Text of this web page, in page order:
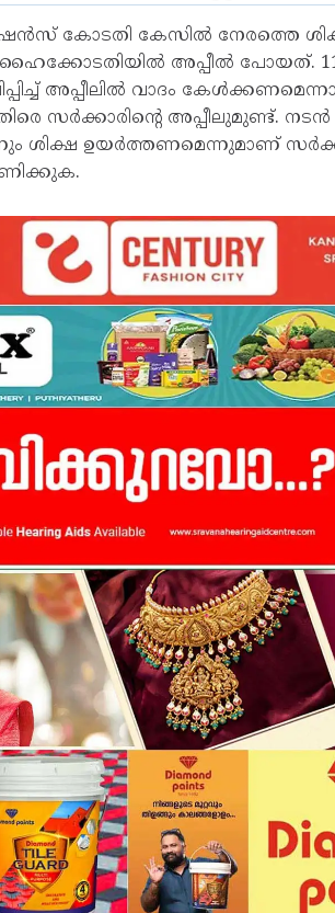
കോടതി കേസില്‍ നേരത്തെ
ഹൈക്കോടതിയില്‍ അപ്പീല്‍ പോയത്.
അപ്പീലില്‍ വാദം
സര്‍ക്കാരിന്റെ അപ്പീലുമുണ്ട്.
ശിക്ഷ ഉയര്‍ത്തണമെന്നുമാണ്